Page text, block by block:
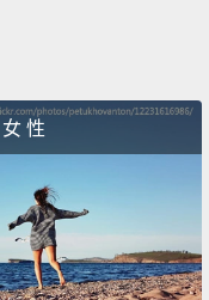
in some of the
最棒的札格瑞布旅
古香的建築物所在
中間矗立著一座聖
有許多街頭藝術。
藝術。它在建築物
女 性